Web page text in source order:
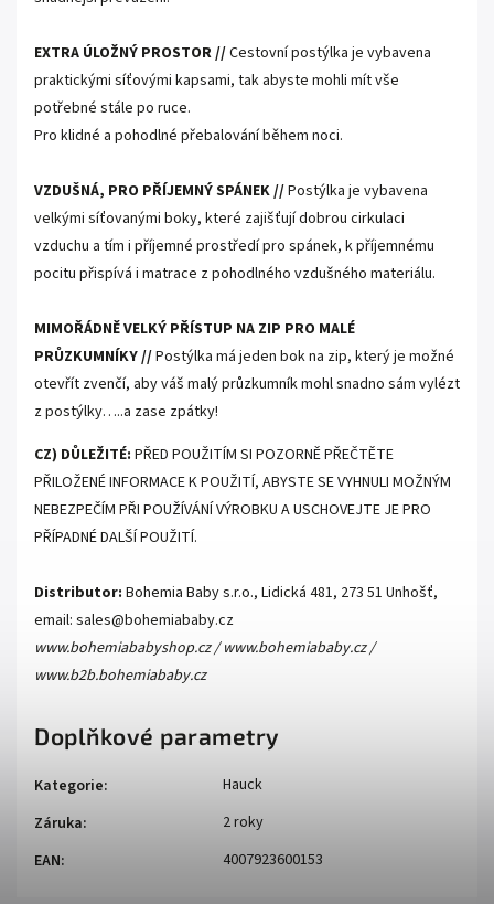
EXTRA ÚLOŽNÝ PROSTOR //Cestovní postýlka je vybavena
praktickými síťovými kapsami, tak abyste mohli mít vše
potřebné stále po ruce.
Pro klidné a pohodlné přebalování během noci.
VZDUŠNÁ, PRO PŘÍJEMNÝ SPÁNEK //Postýlka je vybavena
velkými síťovanými boky, které zajišťují dobrou cirkulaci
vzduchu a tím i příjemné prostředí pro spánek, k příjemnému
pocitu přispívá i matrace z pohodlného vzdušného materiálu.
MIMOŘÁDNĚ VELKÝ PŘÍSTUP NA ZIP PRO MALÉ
PRŮZKUMNÍKY //Postýlka má jeden bok na zip, který je možné
otevřít zvenčí, aby váš malý průzkumník mohl snadno sám vylézt
z postýlky…..a zase zpátky!
CZ) DŮLEŽITÉ: PŘED POUŽITÍM SI POZORNĚ PŘEČTĚTE
PŘILOŽENÉ INFORMACE K POUŽITÍ, ABYSTE SE VYHNULI MOŽNÝM
NEBEZPEČÍM PŘI POUŽÍVÁNÍ VÝROBKU A USCHOVEJTE JE PRO
PŘÍPADNÉ DALŠÍ POUŽITÍ.
Distributor: Bohemia Baby s.r.o., Lidická 481, 273 51 Unhošť,
email: sales@bohemiababy.cz
www.bohemiababyshop.cz / www.bohemiababy.cz /
www.b2b.bohemiababy.cz
Doplňkové parametry
Kategorie:
Hauck
Záruka:
2 roky
EAN: 4007923600153